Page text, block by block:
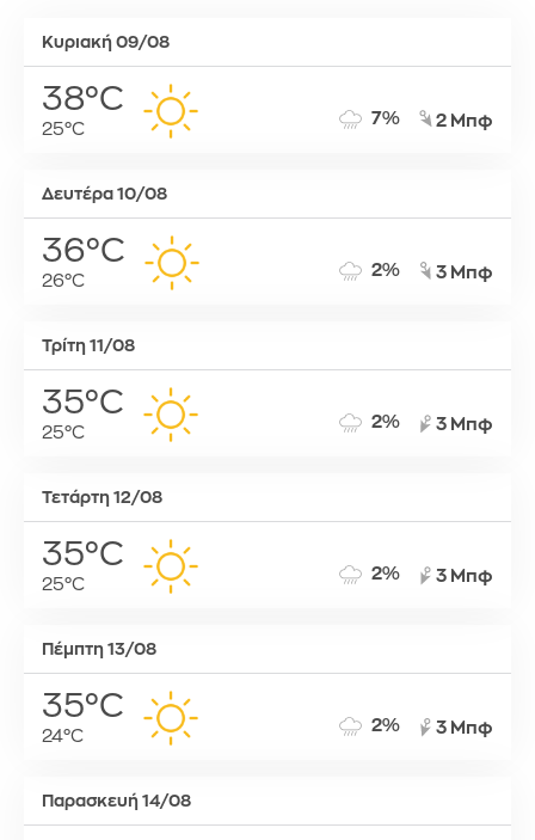
Κυριακή 09/08
38°C
25°C
7% 2 Μπφ
Δευτέρα 10/08
36°C
26°C
2% 3 Μπφ
Τρίτη 11/08
35°C
25°C
2% 3 Μπφ
Τετάρτη 12/08
35°C
25°C
2% 3 Μπφ
Πέμπτη 13/08
35°C
24°C
2% 3 Μπφ
Παρασκευή 14/08